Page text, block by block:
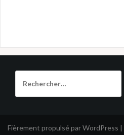
Fièrement propulsé par WordPress |